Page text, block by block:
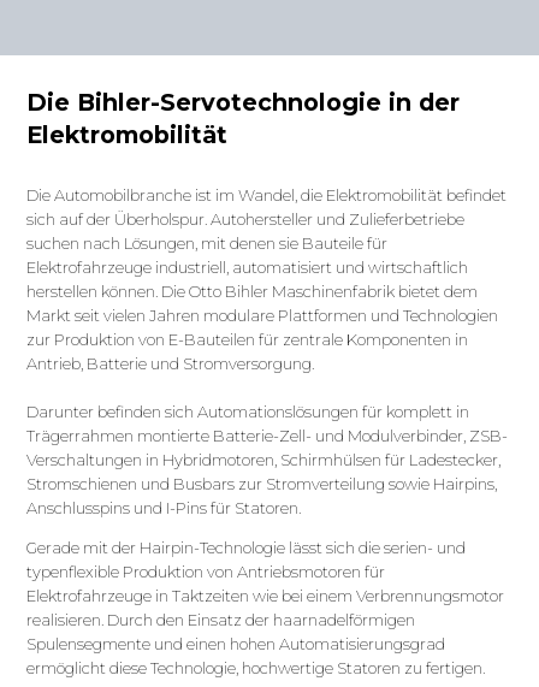
Die Bihler-Servotechnologie in der
Elektromobilität
Die Automobilbranche ist im Wandel, die Elektromobilität befindet
sich auf der Überholspur. Autohersteller und Zulieferbetriebe
suchen nach Lösungen, mit denen sie Bauteile für
Elektrofahrzeuge industriell, automatisiert und wirtschaftlich
herstellen können. Die Otto Bihler Maschinenfabrik bietet dem
Markt seit vielen Jahren modulare Plattformen und Technologien
zur Produktion von E-Bauteilen für zentrale Komponenten in
Antrieb, Batterie und Stromversorgung.
Darunter befinden sich Automationslösungen für komplett in
Trägerrahmen montierte Batterie-Zell- und Modulverbinder, ZSB-
Verschaltungen in Hybridmotoren, Schirmhülsen für Ladestecker,
Stromschienen und Busbars zur Stromverteilung sowie Hairpins,
Anschlusspins und I-Pins für Statoren.
Gerade mit der Hairpin-Technologie lässt sich die serien- und
typenflexible Produktion von Antriebsmotoren für
Elektrofahrzeuge in Taktzeiten wie bei einem Verbrennungsmotor
realisieren. Durch den Einsatz der haarnadelförmigen
Spulensegmente und einen hohen Automatisierungsgrad
ermöglicht diese Technologie, hochwertige Statoren zu fertigen.